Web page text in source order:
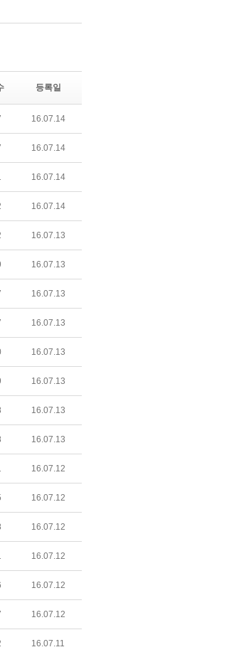
등록일
16.07.14
16.07.14
16.07.14
16.07.14
16.07.13
16.07.13
16.07.13
16.07.13
16.07.13
16.07.13
16.07.13
16.07.13
16.07.12
16.07.12
16.07.12
16.07.12
16.07.12
16.07.12
16.07.11